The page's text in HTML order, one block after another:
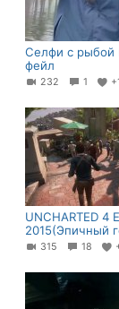
Селфи с рыбой
фейл
232 1
UNCHARTED 4
2015(Эпичный
315 18